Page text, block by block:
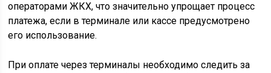
операторами ЖКХ, что значительно упрощает процесс
платежа, если в терминале или кассе предусмотрено
его использование.
При оплате через терминалы необходимо следить за